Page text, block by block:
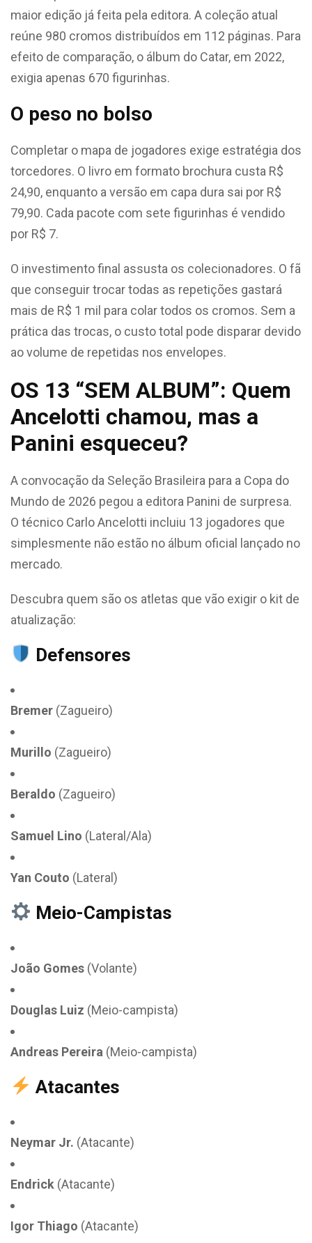
maior edição já feita pela editora. A coleção atual
reúne 980 cromos distribuídos em 112 páginas. Para
efeito de comparação, o álbum do Catar, em 2022,
exigia apenas 670 figurinhas.
O peso no bolso
Completar o mapa de jogadores exige estratégia dos
torcedores. O livro em formato brochura custa R$
24,90, enquanto a versão em capa dura sai por R$
79,90. Cada pacote com sete figurinhas é vendido
por R$ 7.
O investimento final assusta os colecionadores. O fã
que conseguir trocar todas as repetições gastará
mais de R$ 1 mil para colar todos os cromos. Sem a
prática das trocas, o custo total pode disparar devido
ao volume de repetidas nos envelopes.
OS 13 “SEM ALBUM”: Quem
Ancelotti chamou, mas a
Panini esqueceu?
A convocação da Seleção Brasileira para a Copa do
Mundo de 2026 pegou a editora Panini de surpresa.
O técnico Carlo Ancelotti incluiu 13 jogadores que
simplesmente não estão no álbum oficial lançado no
mercado.
Descubra quem são os atletas que vão exigir o kit de
atualização:
Defensores
Bremer (Zagueiro)
Murillo (Zagueiro)
Beraldo (Zagueiro)
Samuel Lino (Lateral/Ala)
Yan Couto (Lateral)
Meio-Campistas
João Gomes (Volante)
Douglas Luiz (Meio-campista)
Andreas Pereira (Meio-campista)
Atacantes
Neymar Jr. (Atacante)
Endrick (Atacante)
Igor Thiago (Atacante)